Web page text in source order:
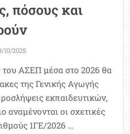
πόσους και
10/2025
ΑΣΕΠ μέσα στο 2026 θα
της Γενικής Αγωγής
εκπαιδευτικών,
αναμένονται οι σχετικές
1ΓΕ/2026 …